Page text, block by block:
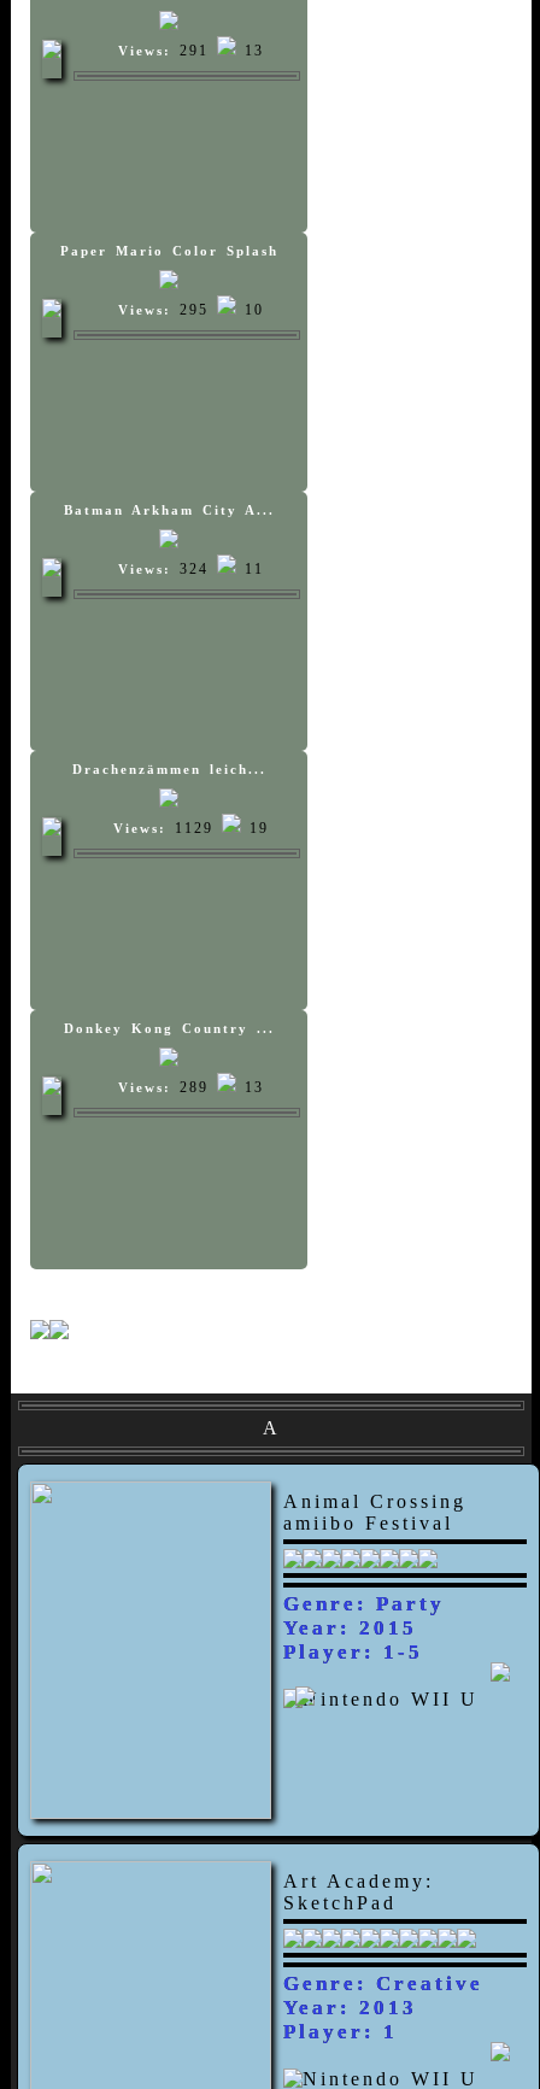
Views: 291 13
Paper Mario Color Splash
Views: 295 10
Batman Arkham City A...
Views: 324 11
Drachenzämmen leich...
Views: 1129 19
Donkey Kong Country ...
Views: 289 13
A
Animal Crossing
amiibo Festival
Genre: Party
Year: 2015
Player: 1-5
Art Academy:
SketchPad
Genre: Creative
Year: 2013
Player: 1